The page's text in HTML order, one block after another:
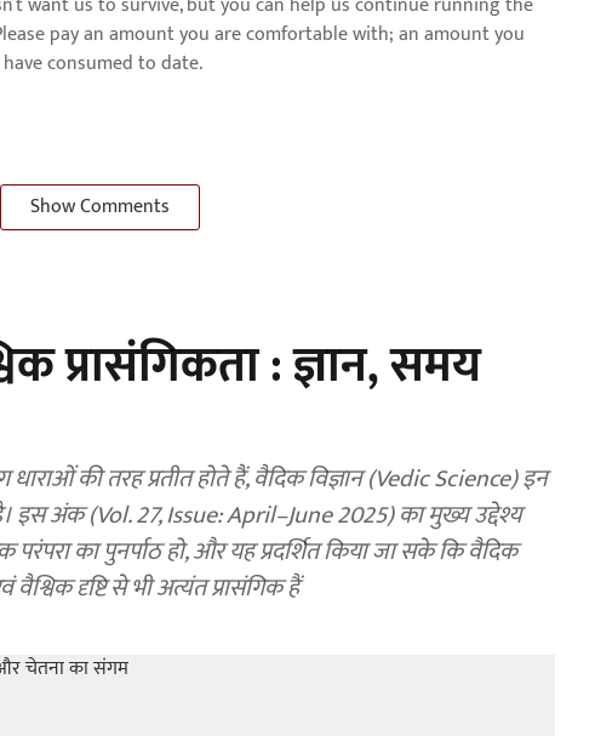
pay an amount you are comfortable with; an amount you
consumed to date.
Show Comments
प्रासंगिकता : ज्ञान, समय
की तरह प्रतीत होते हैं, वैदिक विज्ञान (Vedic Science) इन
है। इस अंक (Vol. 27, Issue: April–June 2025) का मुख्य उद्देश्य
का पुनर्पाठ हो, और यह प्रदर्शित किया जा सके कि वैदिक
दृष्टि से भी अत्यंत प्रासंगिक हैं